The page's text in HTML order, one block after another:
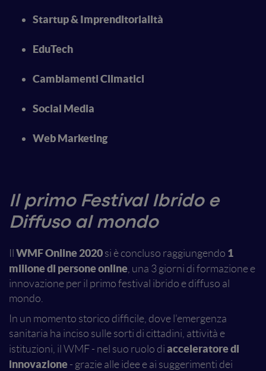
Startup & Imprenditorialità
EduTech
Cambiamenti Climatici
Social Media
Web Marketing
Il primo Festival Ibrido e
Diffuso al mondo
WMF Online 2020 si è concluso raggiungendo 1
milione di persone online, una 3 giorni di formazione e
innovazione per il primo festival ibrido e diffuso al
mondo.
In un momento storico difficile, dove l'emergenza
sanitaria ha inciso sulle sorti di cittadini, attività e
istituzioni, il WMF - nel suo ruolo di acceleratore di
innovazione - grazie alle idee e ai suggerimenti dei